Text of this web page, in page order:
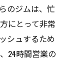
のジムは、忙
にとって非常
シュするため
24時間営業の